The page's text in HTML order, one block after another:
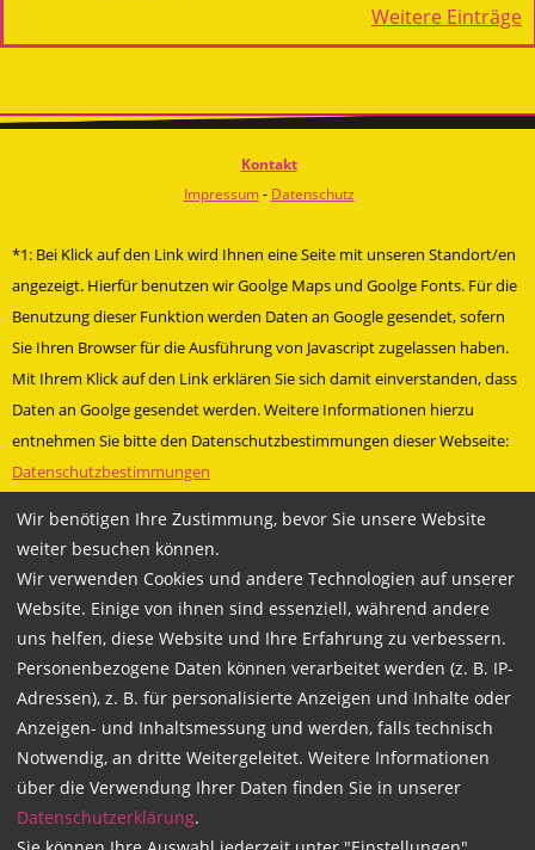
Weitere Einträge
Kontakt
Impressum- Datenschutz
*1: Bei Klick auf den Link wird Ihnen eine Seite mit unseren Standort/en
angezeigt. Hierfür benutzen wir Goolge Maps und Goolge Fonts. Für die
Benutzung dieser Funktion werden Daten an Google gesendet, sofern
Sie Ihren Browser für die Ausführung von Javascript zugelassen haben.
Mit Ihrem Klick auf den Link erklären Sie sich damit einverstanden, dass
Daten an Goolge gesendet werden. Weitere Informationen hierzu
entnehmen Sie bitte den Datenschutzbestimmungen dieser Webseite:
Datenschutzbestimmungen
» Besuche uns bei Facebook
Technische Betreuung und Programmierung durchMariondo.com
WACHSMANN Fahrschulgruppe
Wir benötigen Ihre Zustimmung, bevor Sie unsere Website
weiter besuchen können.
Wir verwenden Cookies und andere Technologien auf unserer
Website. Einige von ihnen sind essenziell, während andere
uns helfen, diese Website und Ihre Erfahrung zu verbessern.
Personenbezogene Daten können verarbeitet werden (z. B. IP-
Adressen), z. B. für personalisierte Anzeigen und Inhalte oder
Anzeigen- und Inhaltsmessung und werden, falls technisch
Notwendig, an dritte Weitergeleitet. Weitere Informationen
über die Verwendung Ihrer Daten finden Sie in unserer
Datenschutzerklärung.